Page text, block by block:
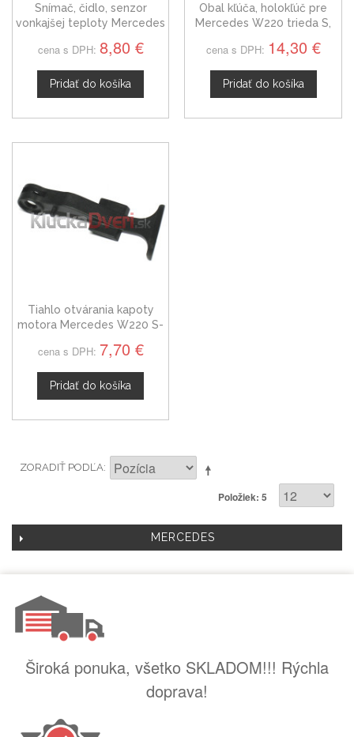
Snímač, čidlo, senzor
vonkajšej teploty Mercedes
cena s DPH: 8,80 €
Pridať do košíka
Obal kľúča, holokľúč pre
Mercedes W220 trieda S,
cena s DPH: 14,30 €
Pridať do košíka
Tiahlo otvárania kapoty
motora Mercedes W220 S-
cena s DPH: 7,70 €
Pridať do košíka
ZORADIŤ PODĽA
Položiek: 5
MERCEDES
Široká ponuka, všetko SKLADOM!!! Rýchla
doprava!